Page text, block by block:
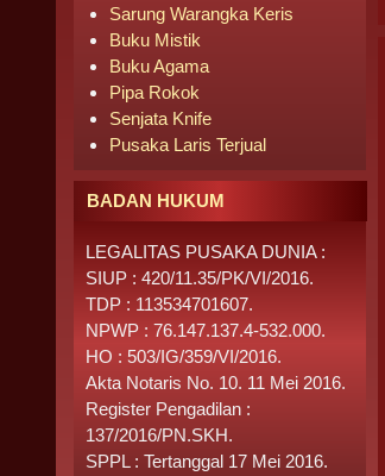
Sarung Warangka Keris
Buku Mistik
Buku Agama
Pipa Rokok
Senjata Knife
Pusaka Laris Terjual
BADAN HUKUM
LEGALITAS PUSAKA DUNIA :
SIUP : 420/11.35/PK/VI/2016.
TDP : 113534701607.
NPWP : 76.147.137.4-532.000.
HO : 503/IG/359/VI/2016.
Akta Notaris No. 10. 11 Mei 2016.
Register Pengadilan :
137/2016/PN.SKH.
SPPL : Tertanggal 17 Mei 2016.